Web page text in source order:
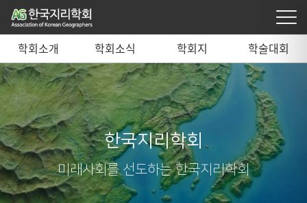
학회소개 학회소식 학회지 학술대회
한국지리학회
미래사회를 선도하는 한국지리학회